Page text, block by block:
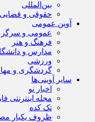
بین‌المللی
حقوقی و قضایی
آوین عمومی
عمومی و
فرهنگ و هنر
مدارس و
ورزشی
گردشگری و
سایر آوینی‌ها
اخبار نو
مجله اینترنتی
تک کده
ظروف یکبار